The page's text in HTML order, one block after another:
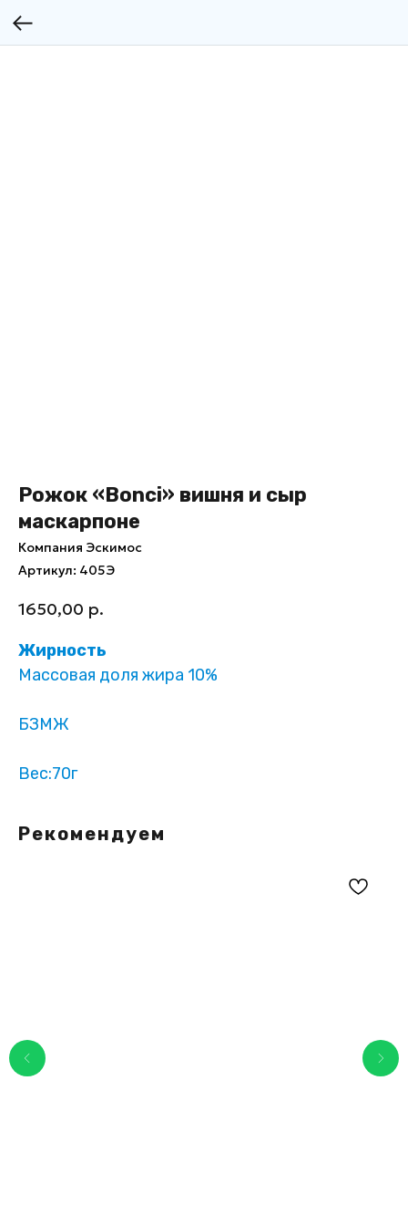
Рожок «Bonci‎»‎ вишня и сыр
маскарпоне
Компания Эскимос
Артикул: 405Э
1650,00 р.
Жирность
Массовая доля жира 10%
БЗМЖ
Вес:70г
Рекомендуем